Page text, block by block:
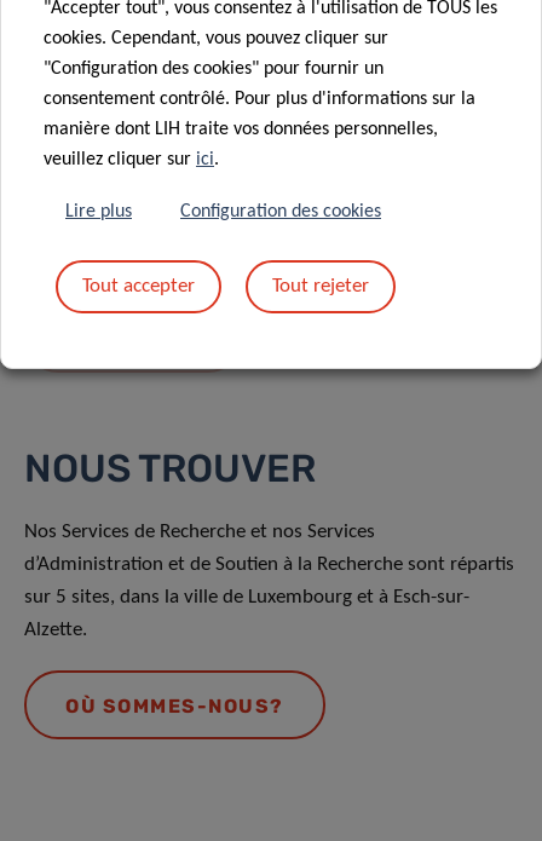
En envoyant votre message, vous acceptez
NOUS TROUVER
Nos Services de Recherche et nos Services
d’Administration et de Soutien à la Recherche sont répartis
sur 5 sites, dans la ville de Luxembourg et à Esch-sur-
Alzette.
OÙ SOMMES-NOUS?
"Accepter tout", vous consentez à l'utilisation de TOUS les
cookies. Cependant, vous pouvez cliquer sur
"Configuration des cookies" pour fournir un
consentement contrôlé. Pour plus d'informations sur la
manière dont LIH traite vos données personnelles,
veuillez cliquer sur ici.
Lire plus Configuration des cookies
Tout accepter Tout rejeter